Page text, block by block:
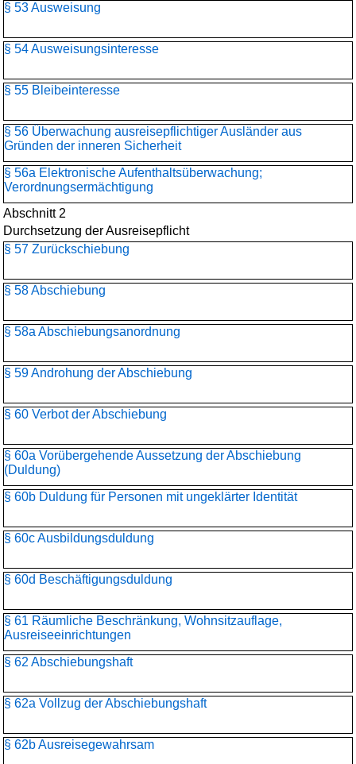
§ 53 Ausweisung
§ 54 Ausweisungsinteresse
§ 55 Bleibeinteresse
§ 56 Überwachung ausreisepflichtiger Ausländer aus
Gründen der inneren Sicherheit
§ 56a Elektronische Aufenthaltsüberwachung;
Verordnungsermächtigung
Abschnitt 2
Durchsetzung der Ausreisepflicht
§ 57 Zurückschiebung
§ 58 Abschiebung
§ 58a Abschiebungsanordnung
§ 59 Androhung der Abschiebung
§ 60 Verbot der Abschiebung
§ 60a Vorübergehende Aussetzung der Abschiebung
(Duldung)
§ 60b Duldung für Personen mit ungeklärter Identität
§ 60c Ausbildungsduldung
§ 60d Beschäftigungsduldung
§ 61 Räumliche Beschränkung, Wohnsitzauflage,
Ausreiseeinrichtungen
§ 62 Abschiebungshaft
§ 62a Vollzug der Abschiebungshaft
§ 62b Ausreisegewahrsam